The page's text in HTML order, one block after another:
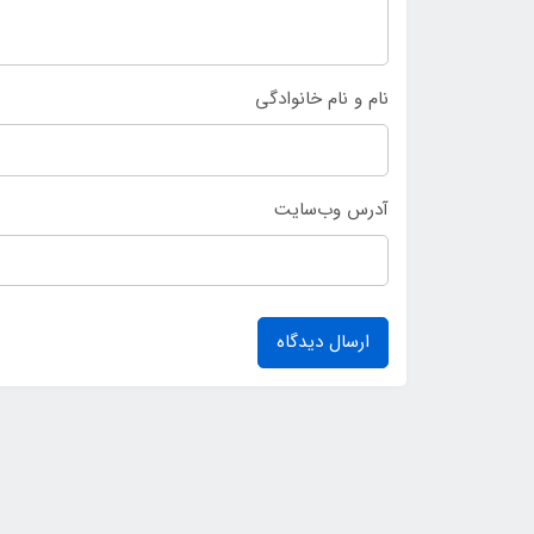
نام و نام خانوادگی
آدرس وب‌سایت
ارسال دیدگاه